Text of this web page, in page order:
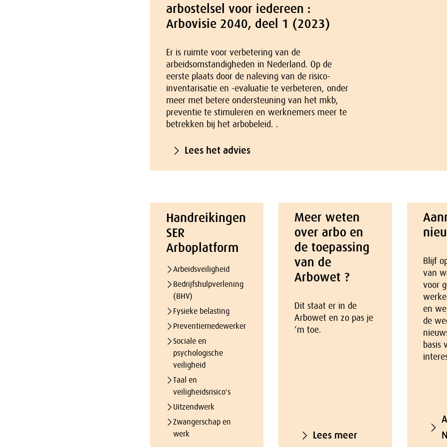
arbostelsel voor iedereen :
Arbovisie 2040, deel 1 (2023)
Er is ruimte voor verbetering van de
arbeidsomstandigheden in Nederland. Op de
eerste plaats door de naleving van de risico-
inventarisatie en -evaluatie te verbeteren, onder
meer met betere ondersteuning van het mkb,
preventie te stimuleren en werknemers meer te
betrekken bij het arbobeleid. .
Lees het advies
Handreikingen
SER
Arboplatform
Arbeidsveiligheid
Bedrijfshulpverlening
(BHV)
Fysieke belasting
Preventiemedewerker
Sociale en
psychologische
veiligheid
Taal en
veiligheidsrisico's
Uitzendwerk
Zwangerschap en
werk
Meer weten
over arbo en
de toepassing
van de
Arbowet ?
Dit staat er in de
Arbowet en zo pas je
‘m toe.
Lees meer
Blijf
van
voor
en
de
basis